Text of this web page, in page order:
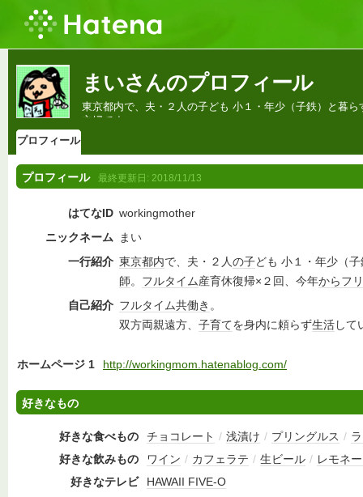
まいさんのプロフィール
東京都内で、夫・２人の子ども 小１・年少（子鉄）と暮
主婦です。
プロフィール
プロフィール 最終更新日: 2018/11/13
はてなID workingmother
ニックネーム まい
一行紹介 東京都内で、夫・２人の子ども 小１・年少（
師。 フルタイム産育休復帰×２回、今年からフ
自己紹介 フルタイム共働き 。
双方両親遠方、 子育てを身内に頼らず生活して
ホームページ 1 http://workingmom.hatenablog.com/
好きなもの
好きな食べもの チョコレート / 浅漬け / プリングルス /
好きな飲みもの
ワイン / カフェラテ / 生ビール / レモネ
好きなテレビ
HAWAII FIVE-O